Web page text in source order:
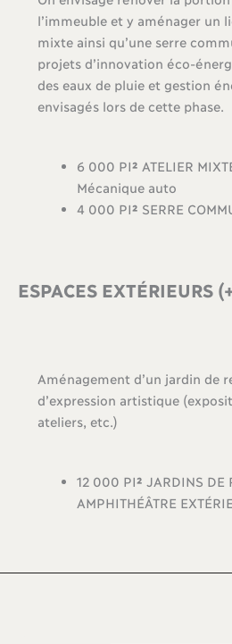
l’immeuble et y aménager un
mixte ainsi qu’une serre
projets d’innovation éco-
des eaux de pluie et gestion
envisagés lors de cette phase.
6 000 PI²ATELIER
Mécanique auto
4 000 PI²SERRE
ESPACES EXTÉRIEURS
Aménagement d’un jardin de
d’expression artistique
ateliers, etc.)
12 000 PI²JARDINS DE
AMPHITHÉÂTRE